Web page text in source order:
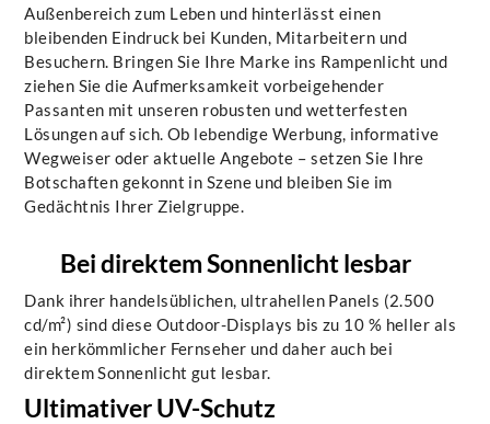
Außenbereich zum Leben und hinterlässt einen
bleibenden Eindruck bei Kunden, Mitarbeitern und
Besuchern. Bringen Sie Ihre Marke ins Rampenlicht und
ziehen Sie die Aufmerksamkeit vorbeigehender
Passanten mit unseren robusten und wetterfesten
Lösungen auf sich. Ob lebendige Werbung, informative
Wegweiser oder aktuelle Angebote – setzen Sie Ihre
Botschaften gekonnt in Szene und bleiben Sie im
Gedächtnis Ihrer Zielgruppe.
Bei direktem Sonnenlicht lesbar
Dank ihrer handelsüblichen, ultrahellen Panels (2.500
cd/m²) sind diese Outdoor-Displays bis zu 10 % heller als
ein herkömmlicher Fernseher und daher auch bei
direktem Sonnenlicht gut lesbar.
Ultimativer UV-Schutz